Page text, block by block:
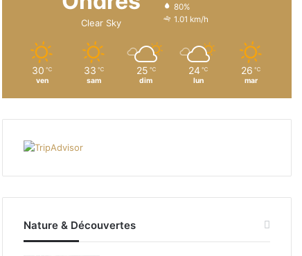
Clear Sky
80%
1.01 km/h
30 ℃
ven
33 ℃
sam
25 ℃
dim
24 ℃
lun
26 ℃
mar
Nature & Découvertes